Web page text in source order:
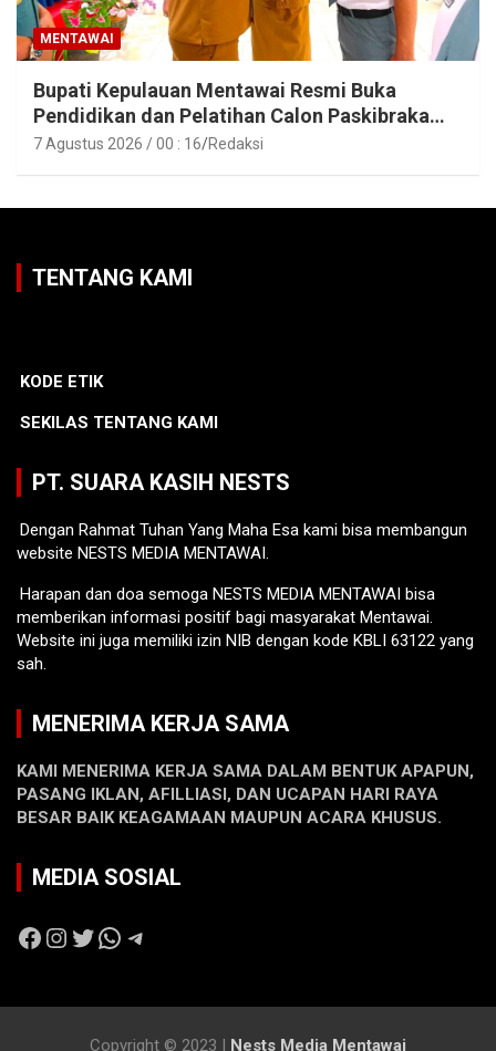
MENTAWAI
Bupati Kepulauan Mentawai Resmi Buka
Pendidikan dan Pelatihan Calon Paskibraka
Tahun 2026
7 Agustus 2026 / 00 : 16 Redaksi
TENTANG KAMI
KODE ETIK
SEKILAS TENTANG KAMI
PT. SUARA KASIH NESTS
Dengan Rahmat Tuhan Yang Maha Esa kami bisa membangun
website NESTS MEDIA MENTAWAI.
Harapan dan doa semoga NESTS MEDIA MENTAWAI bisa
memberikan informasi positif bagi masyarakat Mentawai.
Website ini juga memiliki izin NIB dengan kode KBLI 63122 yang
sah.
MENERIMA KERJA SAMA
KAMI MENERIMA KERJA SAMA DALAM BENTUK APAPUN,
PASANG IKLAN, AFILLIASI, DAN UCAPAN HARI RAYA
BESAR BAIK KEAGAMAAN MAUPUN ACARA KHUSUS.
MEDIA SOSIAL
Facebook
Instagram
Twitter
WhatsApp
Telegram
Copyright © 2023 | Nests Media Mentawai